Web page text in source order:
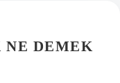
NE DEMEK